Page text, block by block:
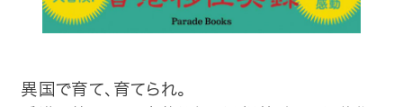
絵本・児童書
異国で育て、育てられ。